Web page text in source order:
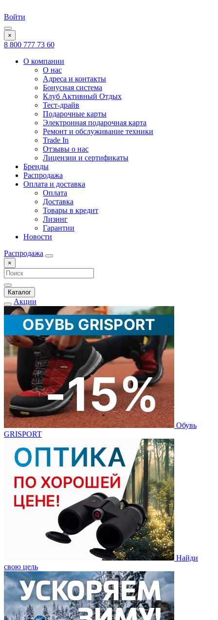
Войти
×
8 800 777 73 60
О компании
О нас
Адреса и контакты
Бонусная система
Клуб Активный Отдых
Тест-драйв
Подарочные карты
Электронная подарочная карта
Ремонт и обслуживание техники
Trade In
Отзывы о нас
Лицензии и сертификаты
Бренды
Распродажа
Оплата и доставка
Оплата
Доставка
Товары в кредит
Лизинг
Гарантии
Новости
Распродажа
×
Каталог
Акции
Обувь
GRISPORT
Найди
свою цель